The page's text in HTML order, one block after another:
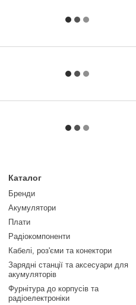
Каталог
Бренди
Акумулятори
Плати
Радіокомпоненти
Кабелі, роз'єми та конектори
Зарядні станції та аксесуари для
акумуляторів
Фурнітура до корпусів та
радіоелектроніки